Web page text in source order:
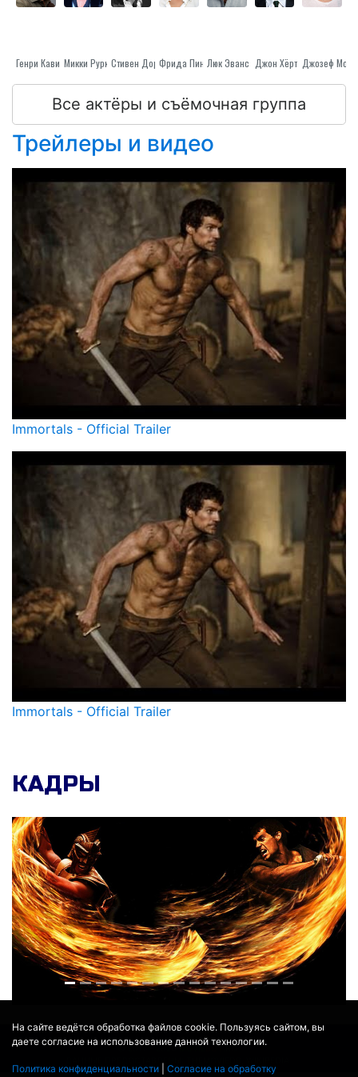
На сайте ведётся обработка файлов cookie. Пользуясь сайтом, вы
даете согласие на использование данной технологии.
Политика конфиденциальности Согласие на обработку
Генри КавиллМикки Рурк Стивен ДорффФрида ПинтоЛюк Эванс Джон Хёрт Джозеф
Все актёры и съёмочная группа
Трейлеры и видео
Immortals - Official Trailer
Immortals - Official Trailer
КАДРЫ
© 2017 - 2026 MOVIE
ДАННЫЕ ПРЕДОСТАВЛЕНЫ:
ПЕРЕВЕДЕНО СЕРВИСОМЯНДЕКС.ПЕРЕВОД